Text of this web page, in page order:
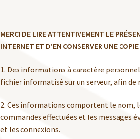
MERCI DE LIRE ATTENTIVEMENT LE
INTERNET ET D’EN CONSERVER UNE COPIE
1. Des informations à caractère
fichier informatisé sur un serveur, afin
2. Ces informations comportent le nom,
commandes effectuées et les messages
et les connexions.